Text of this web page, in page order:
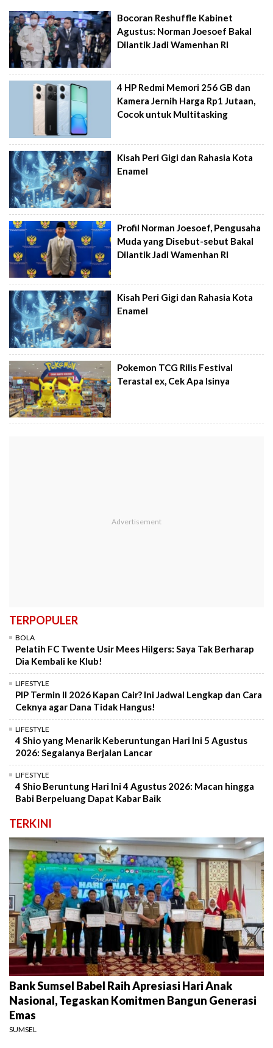
Bocoran Reshuffle Kabinet
Agustus: Norman Joesoef Bakal
Dilantik Jadi Wamenhan RI
4 HP Redmi Memori 256 GB dan
Kamera Jernih Harga Rp1 Jutaan,
Cocok untuk Multitasking
Kisah Peri Gigi dan Rahasia Kota
Enamel
Profil Norman Joesoef, Pengusaha
Muda yang Disebut-sebut Bakal
Dilantik Jadi Wamenhan RI
Kisah Peri Gigi dan Rahasia Kota
Enamel
Pokemon TCG Rilis Festival
Terastal ex, Cek Apa Isinya
TERPOPULER
BOLA
Pelatih FC Twente Usir Mees Hilgers: Saya Tak Berharap
Dia Kembali ke Klub!
LIFESTYLE
PIP Termin II 2026 Kapan Cair? Ini Jadwal Lengkap dan Cara
Ceknya agar Dana Tidak Hangus!
LIFESTYLE
4 Shio yang Menarik Keberuntungan Hari Ini 5 Agustus
2026: Segalanya Berjalan Lancar
LIFESTYLE
4 Shio Beruntung Hari Ini 4 Agustus 2026: Macan hingga
Babi Berpeluang Dapat Kabar Baik
TERKINI
Bank Sumsel Babel Raih Apresiasi Hari Anak
Nasional, Tegaskan Komitmen Bangun Generasi
Emas
SUMSEL